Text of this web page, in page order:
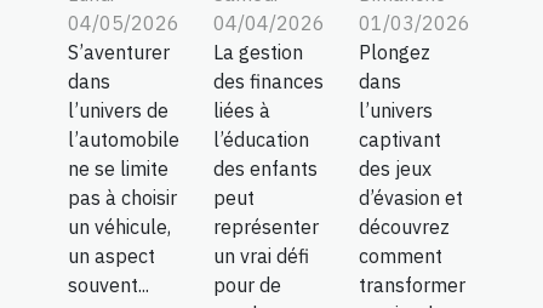
04/05/2026
S’aventurer
dans
l’univers de
l’automobile
ne se limite
pas à choisir
un véhicule,
un aspect
souvent...
04/04/2026
La gestion
des finances
liées à
l’éducation
des enfants
peut
représenter
un vrai défi
pour de
01/03/2026
Plongez
dans
l’univers
captivant
des jeux
d’évasion et
découvrez
comment
transformer